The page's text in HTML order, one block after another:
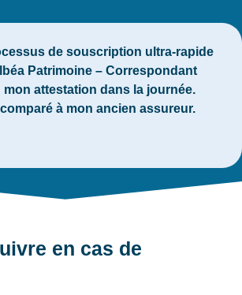
de souscription ultra-rapide
Patrimoine – Correspondant
mon attestation dans la journée.
à mon ancien assureur.
en cas de